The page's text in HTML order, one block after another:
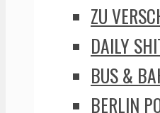
ZU
DAILY
BUS &
BERLIN